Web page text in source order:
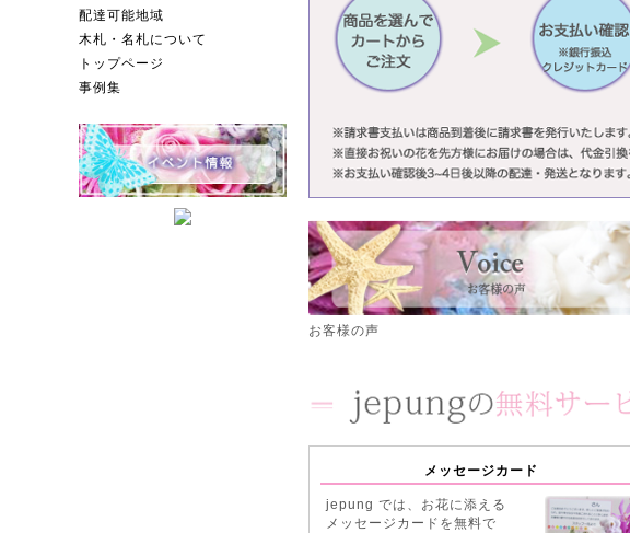
配達可能地域
木札・名札について
トップページ
事例集
お客様の声
メッセージカード
jepung では、お花に添える
メッセージカードを無料で